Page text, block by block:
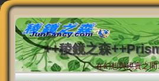
++稜鏡之森
在幻想與現實之